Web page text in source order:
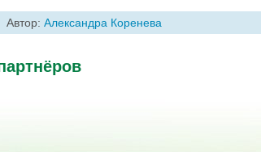
Автор: Александра Коренева